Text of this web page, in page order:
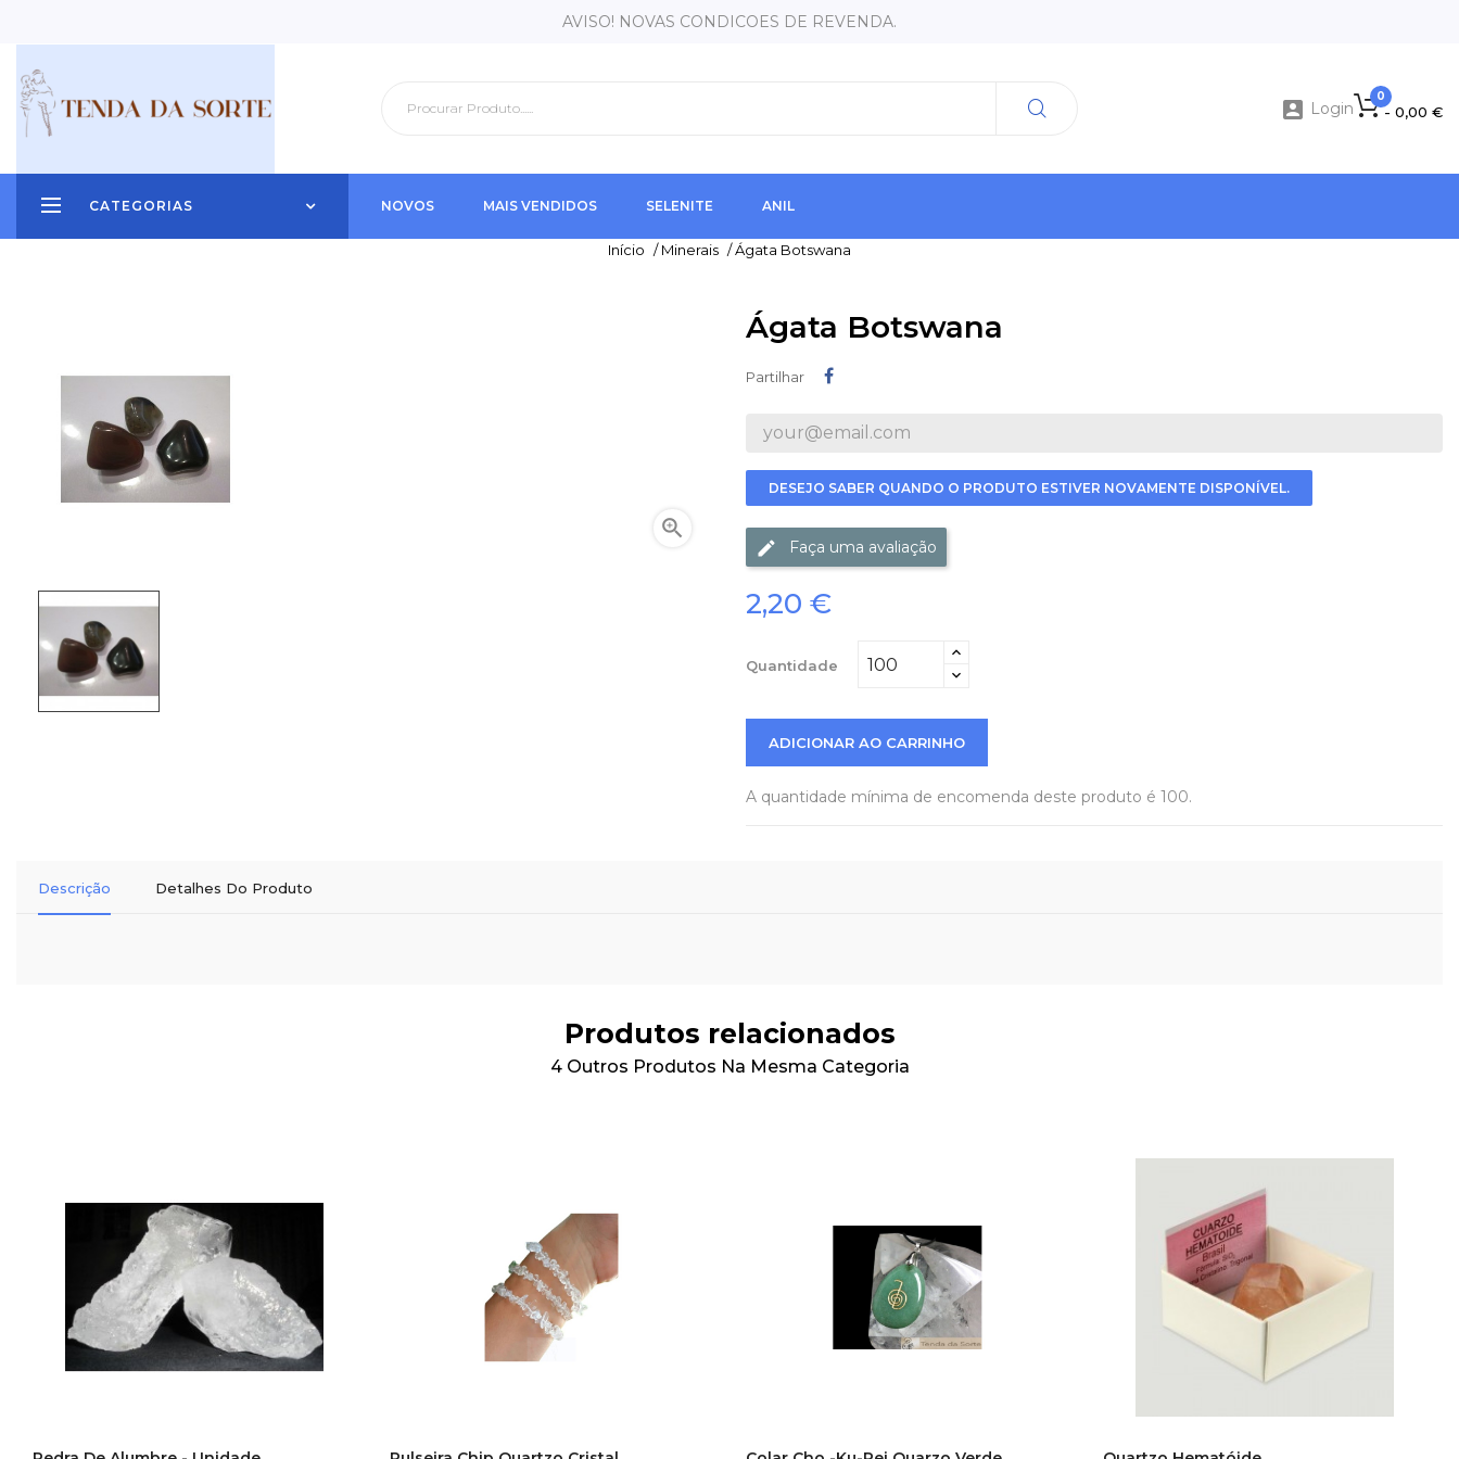
AVISO! NOVAS CONDICOES DE REVENDA.
0
- 0,00 €
 Login
CATEGORIAS NOVOS MAIS VENDIDOS SELENITE ANIL
Início / Minerais /Ágata Botswana

Ágata Botswana
Partilhar
DESEJO SABER QUANDO O PRODUTO ESTIVER NOVAMENTE DISPONÍVEL.
Faça uma avaliação
2,20 €
Quantidade
ADICIONAR AO CARRINHO
A quantidade mínima de encomenda deste produto é 100.
Descrição Detalhes Do Produto
Produtos relacionados
4 Outros Produtos Na Mesma Categoria